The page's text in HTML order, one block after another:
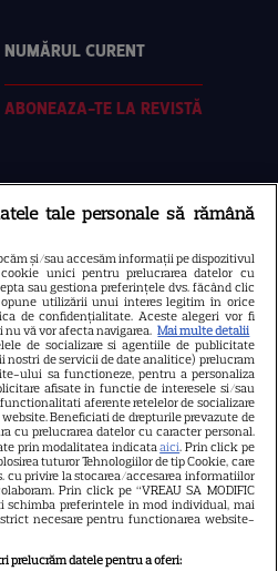
NUMĂRUL CURENT
ABONEAZA-TE LA REVISTĂ
pentru femei
GSP
mondene
Elle
Unica
practice
NE PE
tale personale să rămână
și/sau accesăm informații pe dispozitivul
unici pentru prelucrarea datelor cu
sau gestiona preferințele dvs. făcând clic
utilizării unui interes legitim în orice
de confidențialitate. Aceste alegeri vor fi
vă vor afecta navigarea. Mai multe detalii
de socializare si agentiile de publicitate
nostri de servicii de date analitice) prelucram
ului sa functioneze, pentru a personaliza
afisate in functie de interesele si/sau
aferente retelelor de socializare
Beneficiati de drepturile prevazute de
cu prelucrarea datelor cu caracter personal.
prin modalitatea indicataaici. Prin click pe
tuturor Tehnologiilor de tip Cookie, care
cu privire la stocarea/accesarea informatiilor
Prin click pe “VREAU SA MODIFIC
schimba preferintele in mod individual, mai
necesare pentru functionarea website-
prelucrăm datele pentru a oferi: